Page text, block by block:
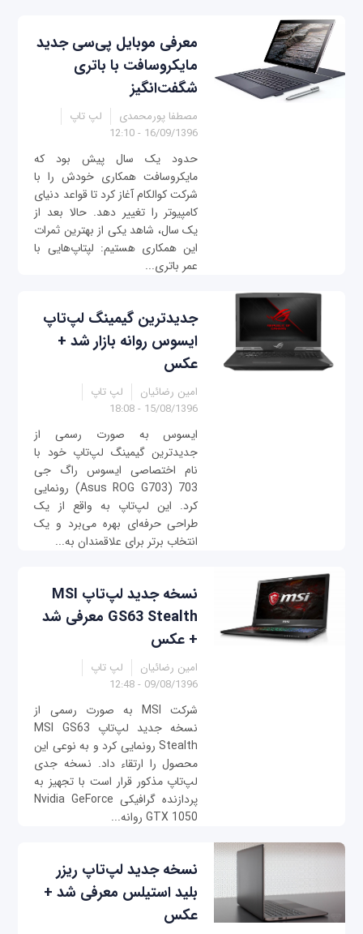
معرفی موبایل پی‌سی جدید
مایکروسافت با باتری
شگفت‌انگیز
مصطفا پورمحمدی
لپ تاپ
16/09/1396 - 12:10
حدود یک سال پیش بود که
مایکروسافت همکاری خودش را با
شرکت کوالکام آغاز کرد تا قواعد دنیای
کامپیوتر را تغییر دهد. حالا بعد از
یک سال، شاهد یکی از بهترین ثمرات
این همکاری هستیم: لپتاپ‌هایی با
عمر باتری...
جدیدترین گیمینگ لپ‌‌تاپ
ایسوس روانه بازار شد +
عکس
امین رضائیان
لپ تاپ
15/08/1396 - 18:08
ایسوس به صورت رسمی از
جدیدترین گیمینگ لپ‌تاپ خود با
نام اختصاصی ایسوس راگ جی
703 (Asus ROG G703) رونمایی
کرد. این لپ‌تاپ به واقع از یک
طراحی حرفه‌ای بهره می‌برد و یک
انتخاب برتر برای علاقمندان به...
نسخه جدید لپ‌تاپ MSI
GS63 Stealth معرفی شد
+ عکس
امین رضائیان
لپ تاپ
09/08/1396 - 12:48
شرکت MSI به صورت رسمی از
نسخه جدید لپ‌تاپ MSI GS63
Stealth رونمایی کرد و به نوعی این
محصول را ارتقاء داد. نسخه جدی
لپ‌تاپ مذکور قرار است با تجهیز به
پردازنده گرافیکی Nvidia GeForce
GTX 1050 روانه...
نسخه جدید لپ‌تاپ ریزر
بلید استیلس معرفی شد +
عکس